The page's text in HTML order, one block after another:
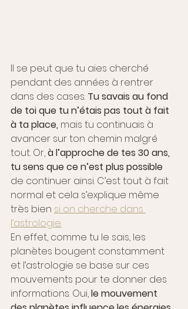
Il se peut que tu aies cherché
pendant des années à rentrer
dans des cases. Tu savais au fond
de toi que tu n’étais pas tout à fait
à ta place, mais tu continuais à
avancer sur ton chemin malgré
tout. Or, à l’approche de tes 30 ans,
tu sens que ce n’est plus possible
de continuer ainsi. C’est tout à fait
normal et cela s’explique même
très bien si on cherche dans
l’astrologie.
En effet, comme tu le sais, les
planètes bougent constamment
et l’astrologie se base sur ces
mouvements pour te donner des
informations. Oui, le mouvement